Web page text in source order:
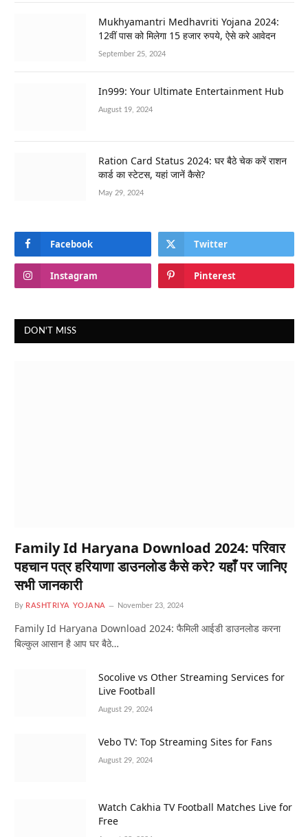
Mukhyamantri Medhavriti Yojana 2024:
12वीं पास को मिलेगा 15 हजार रुपये, ऐसे करे आवेदन
September 25, 2024
In999: Your Ultimate Entertainment Hub
August 19, 2024
Ration Card Status 2024: घर बैठे चेक करें राशन
कार्ड का स्टेटस, यहां जानें कैसे?
May 29, 2024
Facebook Twitter
Instagram Pinterest
DON'T MISS
Family Id Haryana Download 2024: परिवार
पहचान पत्र हरियाणा डाउनलोड कैसे करे? यहाँ पर जानिए
सभी जानकारी
By RASHTRIYA YOJANA November 23, 2024
Family Id Haryana Download 2024: फैमिली आईडी डाउनलोड करना
बिल्कुल आसान है आप घर बैठे…
Socolive vs Other Streaming Services for
Live Football
August 29, 2024
Vebo TV: Top Streaming Sites for Fans
August 29, 2024
Watch Cakhia TV Football Matches Live for
Free